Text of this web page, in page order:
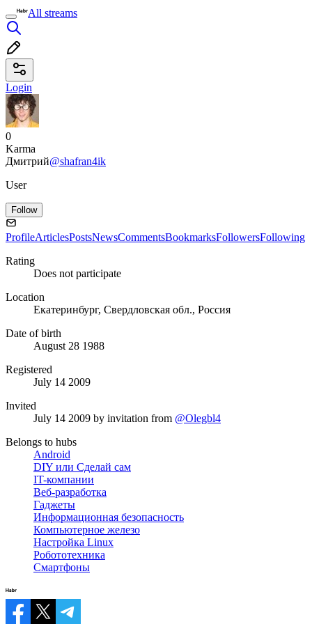
All streams
Login
0
Karma
Дмитрий@shafran4ik
User
Follow
ProfileArticlesPostsNewsCommentsBookmarksFollowersFollowing
Rating
Does not participate
Location
Екатеринбург, Свердловская обл., Россия
Date of birth
August 28 1988
Registered
July 14 2009
Invited
July 14 2009 by invitation from @Olegbl4
Belongs to hubs
Android
DIY или Сделай сам
IT-компании
Веб-разработка
Гаджеты
Информационная безопасность
Компьютерное железо
Настройка Linux
Робототехника
Смартфоны